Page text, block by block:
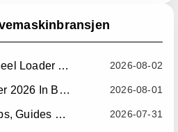
2026-08-02
China Leading Mini Wheel Loader Supplier: Reliable Compact Wheel Loaders For Global Markets
2026-08-01
Meet RIPPA At Expointer 2026 In Brazil
2026-07-31
Wheel Loader Blog | Tips, Guides & Attachments